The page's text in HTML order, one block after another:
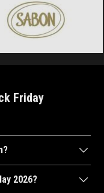
Friday
în perioada 2
2026?